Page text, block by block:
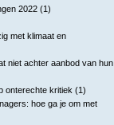
2022 (1)
met klimaat en
niet achter aanbod van hun
onterechte kritiek (1)
hoe ga je om met